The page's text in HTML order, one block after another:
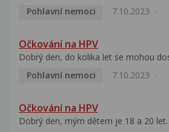
Pohlavní nemoci
7.10.2023
Očkování na HPV
Dobrý den, do kolika let se mohou
Pohlavní nemoci
7.10.2023
Očkování na HPV
Dobrý den, mým dětem je 18 a 20 let.